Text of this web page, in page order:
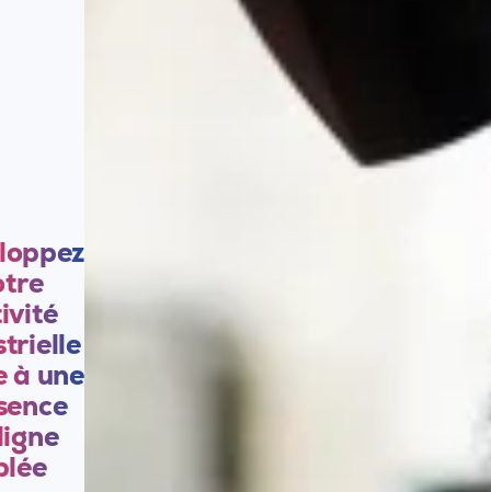
à une